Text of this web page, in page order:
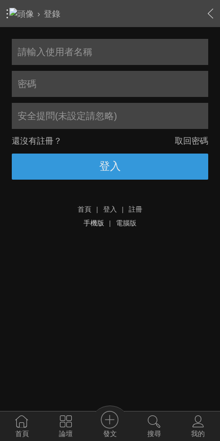
› 登錄
安全提問(未設定請忽略)
還沒有註冊？ 取回密碼
登入
首頁 | 登入 |
註冊
手機版
| 電腦版
首頁 論壇 發文 搜尋 我的